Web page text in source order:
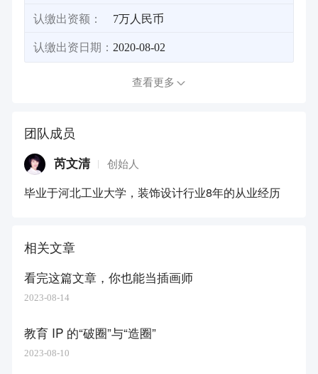
认缴出资额： 7万人民币
认缴出资日期： 2020-08-02
查看更多
团队成员
芮文清 创始人
毕业于河北工业大学，装饰设计行业8年的从业经历
相关文章
看完这篇文章，你也能当插画师
2023-08-14
教育 IP 的“破圈”与“造圈”
2023-08-10